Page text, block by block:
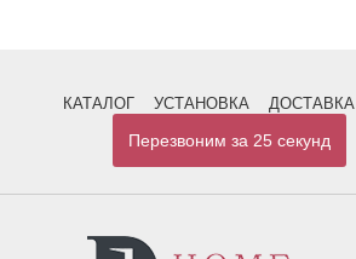
КАТАЛОГ УСТАНОВКА ДОСТАВКА
Перезвоним за 25 секунд